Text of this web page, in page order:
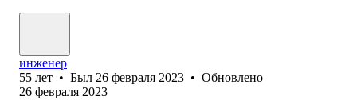
инженер
55 лет • Был 26 февраля 2023 • Обновлено
26 февраля 2023